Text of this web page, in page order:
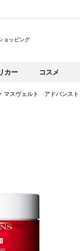
ョッピング
カー コスメ
マスヴェルト アドバンスト